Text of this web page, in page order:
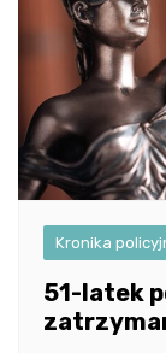
Kronika
51-latek